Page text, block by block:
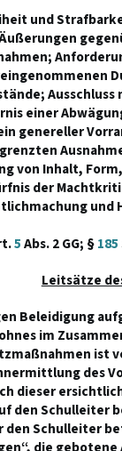
und
einer
genereller
von Inhalt,
der
und
5Abs. 2 GG; §185
Leitsätze
Beleidigung
im
ist
des
dieser
den Schulleiter
Schulleiter